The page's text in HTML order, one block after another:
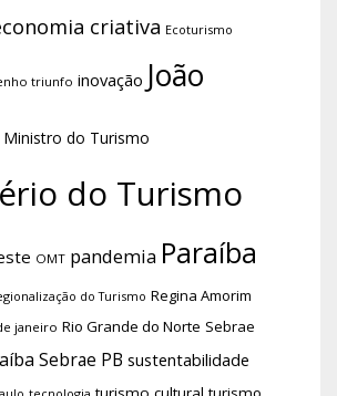
criativa Ecoturismo
triunfo inovação João
Ministro do Turismo
do Turismo
OMT pandemia Paraíba
do Turismo Regina Amorim
janeiro Rio Grande do Norte Sebrae
Sebrae PB sustentabilidade